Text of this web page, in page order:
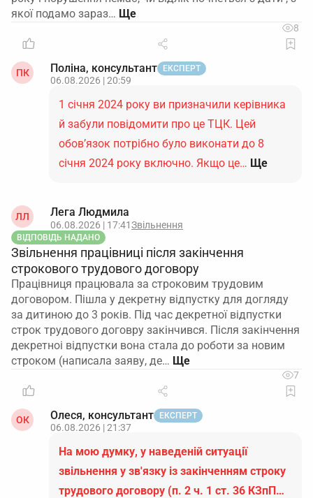
якої подамо зараз…
8
ПК Поліна, консультант ЕКСПЕРТ
06.08.2026 | 20:59
1 січня 2024 року ви призначили керівника
й забули повідомити про це ТЦК. Цей
обов’язок потрібно було виконати до 8
січня 2024 року включно. Якщо це… Ще
ЛЛ Лега Людмила
06.08.2026 | 17:41Звільнення
ВІДПОВІДЬ НАДАНО
Звільнення працівниці після закінчення
строкового трудового договору
Працівниця працювала за строковим трудовим
договором. Пішла у декретну відпустку для догляду
за дитиною до 3 років. Під час декретної відпустки
строк трудового договру закінчився. Після закінчення
декретноі відпустки вона стала до роботи за новим
строком (написала заяву, де…
7
ОК Олеся, консультант ЕКСПЕРТ
06.08.2026 | 21:37
На мою думку, у наведеній ситуації
звільнення у зв'язку із закінченням строку
трудового договору (п. 2 ч. 1 ст. 36 КЗпП…